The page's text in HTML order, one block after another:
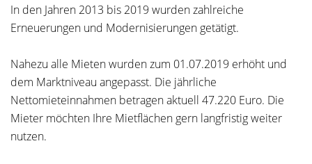
In den Jahren 2013 bis 2019 wurden zahlreiche
Erneuerungen und Modernisierungen getätigt.
Nahezu alle Mieten wurden zum 01.07.2019 erhöht und
dem Marktniveau angepasst. Die jährliche
Nettomieteinnahmen betragen aktuell 47.220 Euro. Die
Mieter möchten Ihre Mietflächen gern langfristig weiter
nutzen.